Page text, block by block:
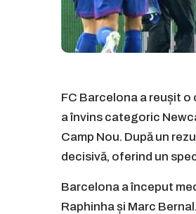
FC Barcelona a reușit
a învins categoric
Camp Nou. După un
decisivă, oferind un
Barcelona a început
Raphinha și Marc